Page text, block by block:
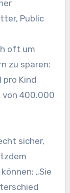
Public
oft um
zu sparen:
Kind
400.000
sicher,
„Sie